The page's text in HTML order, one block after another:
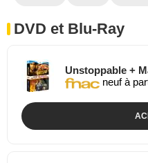
DVD et Blu-Ray
Unstoppable +
neuf à